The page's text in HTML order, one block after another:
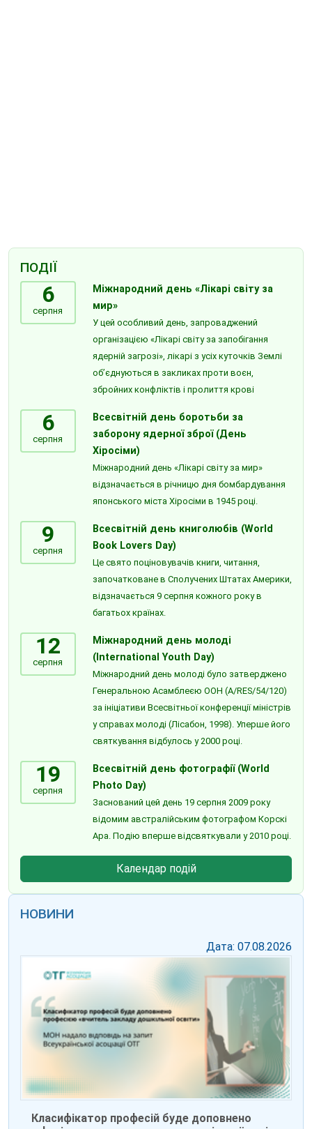
ПОДІЇ
6
серпня
Міжнародний день «Лікарі світу за
мир»
У цей особливий день, запроваджений
організацією «Лікарі світу за запобігання
ядерній загрозі», лікарі з усіх куточків Землі
об’єднуються в закликах проти воєн,
збройних конфліктів і пролиття крові
6
серпня
Всесвітній день боротьби за
заборону ядерної зброї (День
Хіросіми)
Міжнародний день «Лікарі світу за мир»
відзначається в річницю дня бомбардування
японського міста Хіросіми в 1945 році.
9
серпня
Всесвітній день книголюбів (World
Book Lovers Day)
Це свято поціновувачів книги, читання,
започатковане в Сполучених Штатах Америки,
відзначається 9 серпня кожного року в
багатьох країнах.
12
серпня
Міжнародний день молоді
(International Youth Day)
Міжнародний день молоді було затверджено
Генеральною Асамблеєю ООН (A/RES/54/120)
за ініціативи Всесвітньої конференції міністрів
у справах молоді (Лісабон, 1998). Уперше його
святкування відбулось у 2000 році.
19
серпня
Всесвітній день фотографії (World
Photo Day)
Заснований цей день 19 серпня 2009 року
відомим австралійським фотографом Корскі
Ара. Подію вперше відсвяткували у 2010 році.
Календар подій
НОВИНИ
Дата: 07.08.2026
Класифікатор професій буде доповнено